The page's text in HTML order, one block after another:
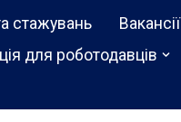
стажувань
Вакансії
для роботодавців